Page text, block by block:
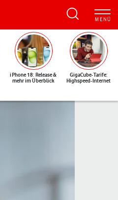
iPhone 18: Release &
mehr im Überblick
GigaCube-Tarife:
Highspeed-Internet